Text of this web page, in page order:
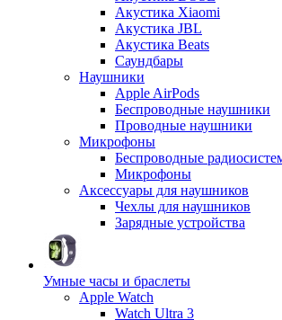
Акустика Xiaomi
Акустика JBL
Акустика Beats
Саундбары
Наушники
Apple AirPods
Беспроводные наушники
Проводные наушники
Микрофоны
Беспроводные
Микрофоны
Аксессуары для наушников
Чехлы для наушников
Зарядные устройства
Умные часы и браслеты
Apple Watch
Watch Ultra 3